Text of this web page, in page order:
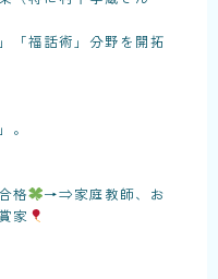
「福話術」分野を開拓
。
格
→⇒家庭教師、お
家